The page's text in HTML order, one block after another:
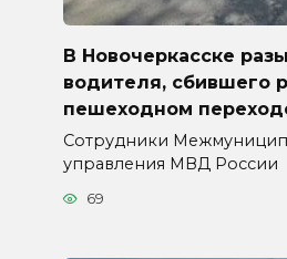
В Новочеркасске
водителя, сбившего
пешеходном
Сотрудники
управления МВД России
69